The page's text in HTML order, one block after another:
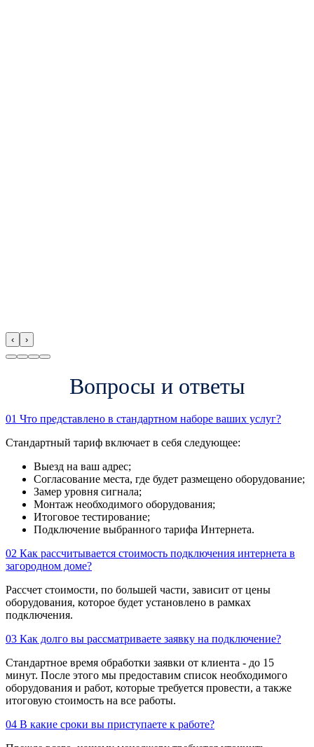
‹ ›
Вопросы и ответы
01 Что представлено в стандартном наборе ваших услуг?
Стандартный тариф включает в себя следующее:
Выезд на ваш адрес;
Согласование места, где будет размещено оборудование;
Замер уровня сигнала;
Монтаж необходимого оборудования;
Итоговое тестирование;
Подключение выбранного тарифа Интернета.
02 Как рассчитывается стоимость подключения интернета в
загородном доме?
Рассчет стоимости, по большей части, зависит от цены
оборудования, которое будет установлено в рамках
подключения.
03 Как долго вы рассматриваете заявку на подключение?
Стандартное время обработки заявки от клиента - до 15
минут. После этого мы предоставим список необходимого
оборудования и работ, которые требуется провести, а также
итоговую стоимость на все работы.
04 В какие сроки вы приступаете к работе?